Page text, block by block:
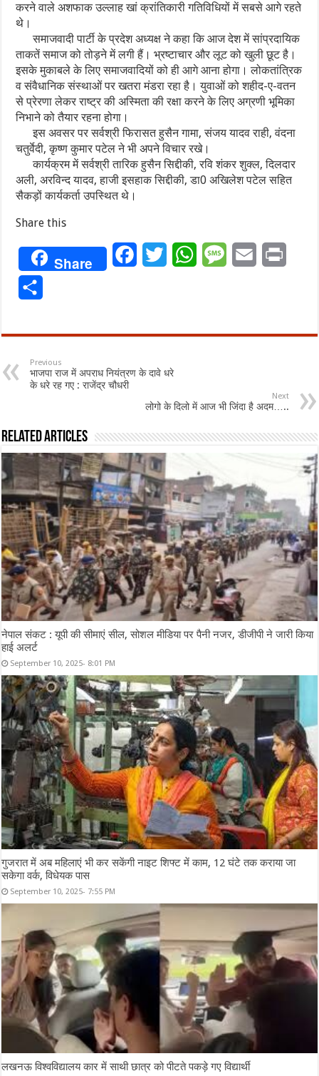
करने वाले अशफाक उल्लाह खां क्रांतिकारी गतिविधियों में सबसे आगे रहते
थे।
समाजवादी पार्टी के प्रदेश अध्यक्ष ने कहा कि आज देश में सांप्रदायिक
ताकतें समाज को तोड़ने में लगी हैं। भ्रष्टाचार और लूट को खुली छूट है।
इसके मुकाबले के लिए समाजवादियों को ही आगे आना होगा। लोकतांत्रिक
व संवैधानिक संस्थाओं पर खतरा मंडरा रहा है। युवाओं को शहीद-ए-वतन
से प्रेरणा लेकर राष्ट्र की अस्मिता की रक्षा करने के लिए अग्रणी भूमिका
निभाने को तैयार रहना होगा।
इस अवसर पर सर्वश्री फिरासत हुसैन गामा, संजय यादव राही, वंदना
चतुर्वेदी, कृष्ण कुमार पटेल ने भी अपने विचार रखे।
कार्यक्रम में सर्वश्री तारिक हुसैन सिद्दीकी, रवि शंकर शुक्ल, दिलदार
अली, अरविन्द यादव, हाजी इसहाक सिद्दीकी, डा0 अखिलेश पटेल सहित
सैकड़ों कार्यकर्ता उपस्थित थे।
Share this
Share FacebookTwitterWhatsAppMessageEmail
Previous
भाजपा राज में अपराध नियंत्रण के दावे धरे
के धरे रह गए : राजेंद्र चौधरी
Next
लोगो के दिलो में आज भी जिंदा है अदम…..
Related Articles
नेपाल संकट : यूपी की सीमाएं सील, सोशल मीडिया पर पैनी नजर, डीजीपी ने जारी किया
हाई अलर्ट
September 10, 2025- 8:01 PM
गुजरात में अब महिलाएं भी कर सकेंगी नाइट शिफ्ट में काम, 12 घंटे तक कराया जा
सकेगा वर्क, विधेयक पास
September 10, 2025- 7:55 PM
लखनऊ विश्वविद्यालय कार में साथी छात्र को पीटते पकड़े गए विद्यार्थी